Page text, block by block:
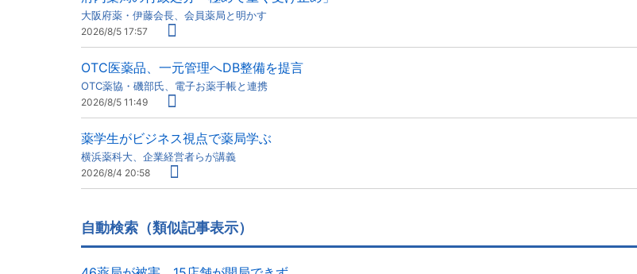
大阪府薬・伊藤会長、会員薬局と明かす
2026/8/5 17:57
OTC医薬品、一元管理へDB整備を提言
OTC薬協・磯部氏、電子お薬手帳と連携
2026/8/5 11:49
薬学生がビジネス視点で薬局学ぶ
横浜薬科大、企業経営者らが講義
2026/8/4 20:58
自動検索（類似記事表示）